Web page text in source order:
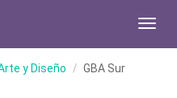
y Diseño GBA Sur